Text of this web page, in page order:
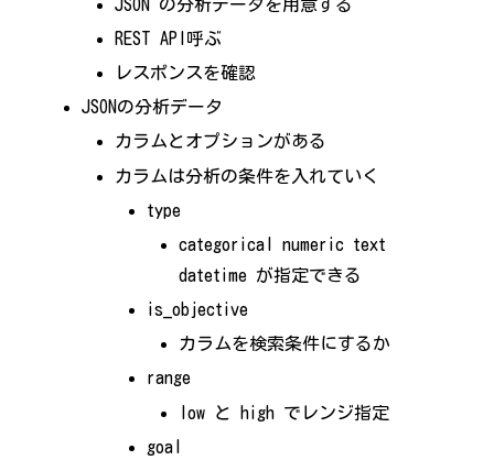
JSON の分析データを用意する
REST API呼ぶ
レスポンスを確認
JSONの分析データ
カラムとオプションがある
カラムは分析の条件を入れていく
type
categorical numeric text
datetime が指定できる
is_objective
カラムを検索条件にするか
range
low と high でレンジ指定
goal